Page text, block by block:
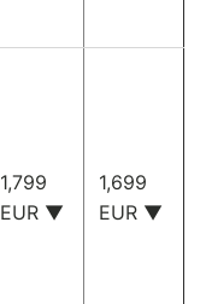
1,799
EUR ▼
1,699
EUR ▼